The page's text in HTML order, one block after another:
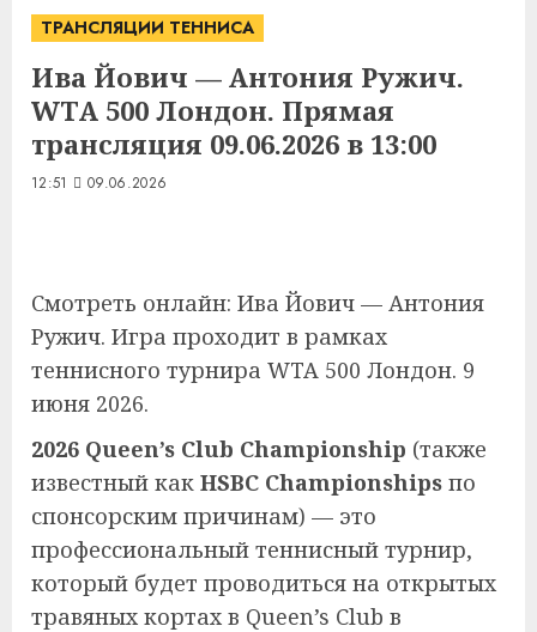
ТРАНСЛЯЦИИ ТЕННИСА
Ива Йович — Антония Ружич.
WTA 500 Лондон. Прямая
трансляция 09.06.2026 в 13:00
12:51 09.06.2026
Смотреть онлайн: Ива Йович — Антония
Ружич. Игра проходит в рамках
теннисного турнира WTA 500 Лондон. 9
июня 2026.
2026 Queen’s Club Championship (также
известный как HSBC Championships по
спонсорским причинам) — это
профессиональный теннисный турнир,
который будет проводиться на открытых
травяных кортах в Queen’s Club в